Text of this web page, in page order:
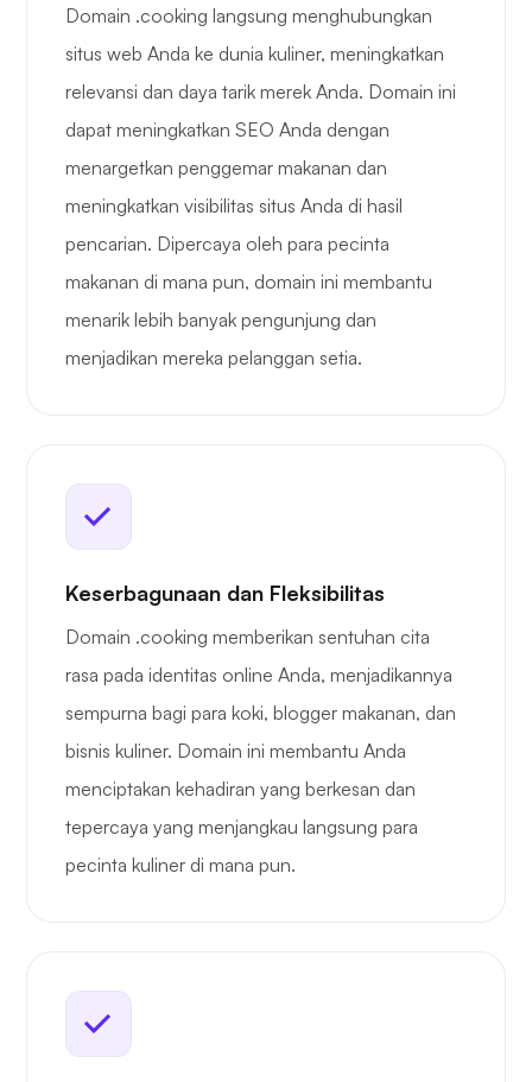
Domain .cooking langsung menghubungkan
situs web Anda ke dunia kuliner, meningkatkan
relevansi dan daya tarik merek Anda. Domain ini
dapat meningkatkan SEO Anda dengan
menargetkan penggemar makanan dan
meningkatkan visibilitas situs Anda di hasil
pencarian. Dipercaya oleh para pecinta
makanan di mana pun, domain ini membantu
menarik lebih banyak pengunjung dan
menjadikan mereka pelanggan setia.
Keserbagunaan dan Fleksibilitas
Domain .cooking memberikan sentuhan cita
rasa pada identitas online Anda, menjadikannya
sempurna bagi para koki, blogger makanan, dan
bisnis kuliner. Domain ini membantu Anda
menciptakan kehadiran yang berkesan dan
tepercaya yang menjangkau langsung para
pecinta kuliner di mana pun.